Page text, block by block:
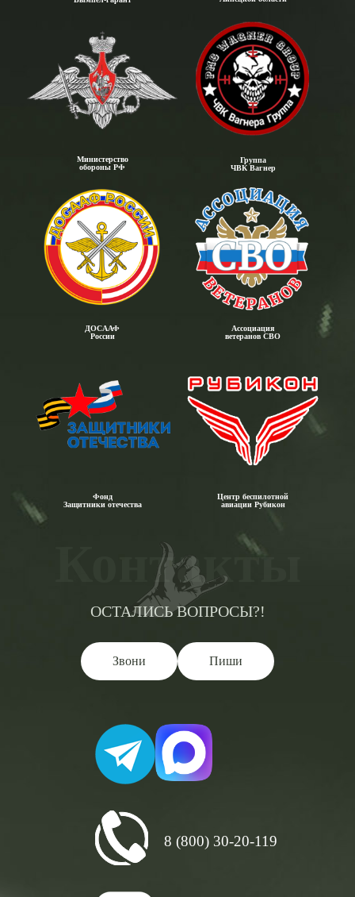
Министерство
обороны РФ
Группа
ЧВК Вагнер
ДОСААФ
России
Ассоциация
ветеранов СВО
Фонд
Защитники отечества
Центр беспилотной
авиации Рубикон
Контакты
ОСТАЛИСЬ ВОПРОСЫ?!
Звони Пиши
8 (800) 30-20-119